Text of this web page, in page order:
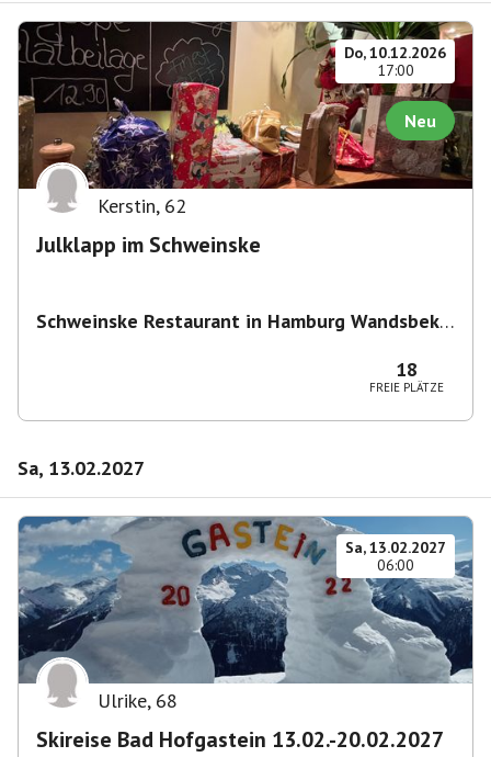
Do, 10.12.2026
17:00
Neu
Kerstin, 62
Julklapp im Schweinske
Schweinske Restaurant in Hamburg Wandsbek -
18
FREIE PLÄTZE
Sa, 13.02.2027
Sa, 13.02.2027
06:00
Ulrike, 68
Skireise Bad Hofgastein 13.02.-20.02.2027